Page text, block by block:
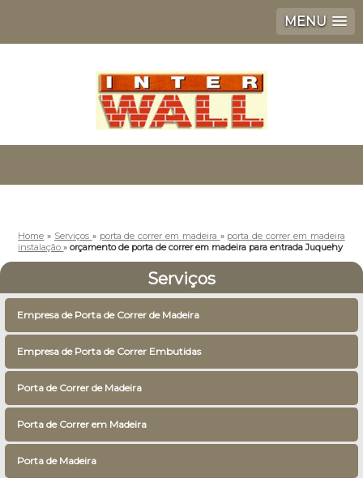
MENU
Home » Serviços » porta de correr em madeira » porta de correr em madeira
instalação»orçamento de porta de correr em madeira para entrada Juquehy
Serviços
Empresa de Porta de Correr de Madeira
Empresa de Porta de Correr Embutidas
Porta de Correr de Madeira
Porta de Correr em Madeira
Porta de Madeira